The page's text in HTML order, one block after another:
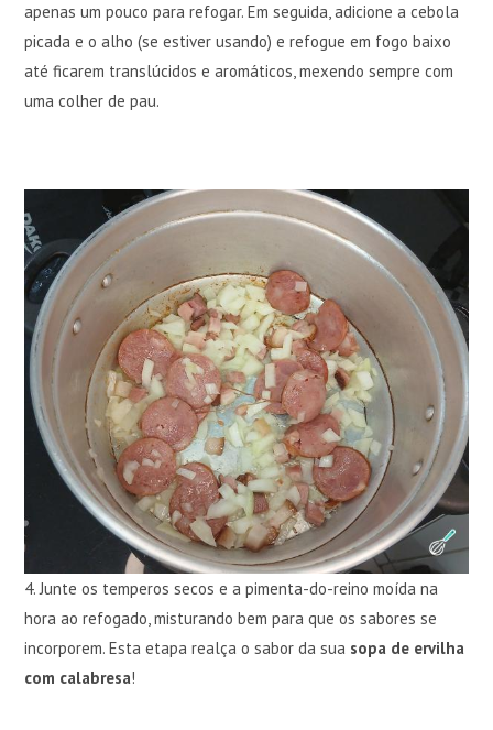
apenas um pouco para refogar. Em seguida, adicione a cebola
picada e o alho (se estiver usando) e refogue em fogo baixo
até ficarem translúcidos e aromáticos, mexendo sempre com
uma colher de pau.
4. Junte os temperos secos e a pimenta-do-reino moída na
hora ao refogado, misturando bem para que os sabores se
incorporem. Esta etapa realça o sabor da sua sopa de ervilha
com calabresa!